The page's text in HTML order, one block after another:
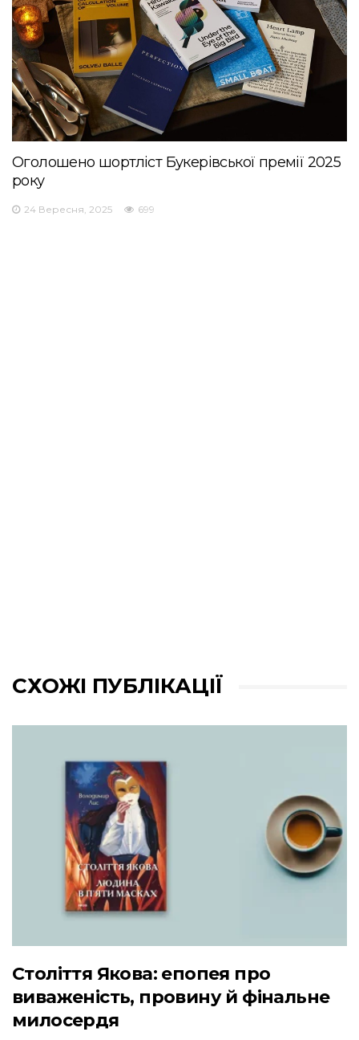
Оголошено шортліст Букерівської премії 2025
року
24 Вересня, 2025 699
СХОЖІ ПУБЛІКАЦІЇ
Століття Якова: епопея про
виваженість, провину й фінальне
милосердя